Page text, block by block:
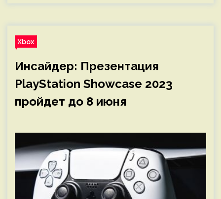
Xbox
Инсайдер: Презентация
PlayStation Showcase 2023
пройдет до 8 июня